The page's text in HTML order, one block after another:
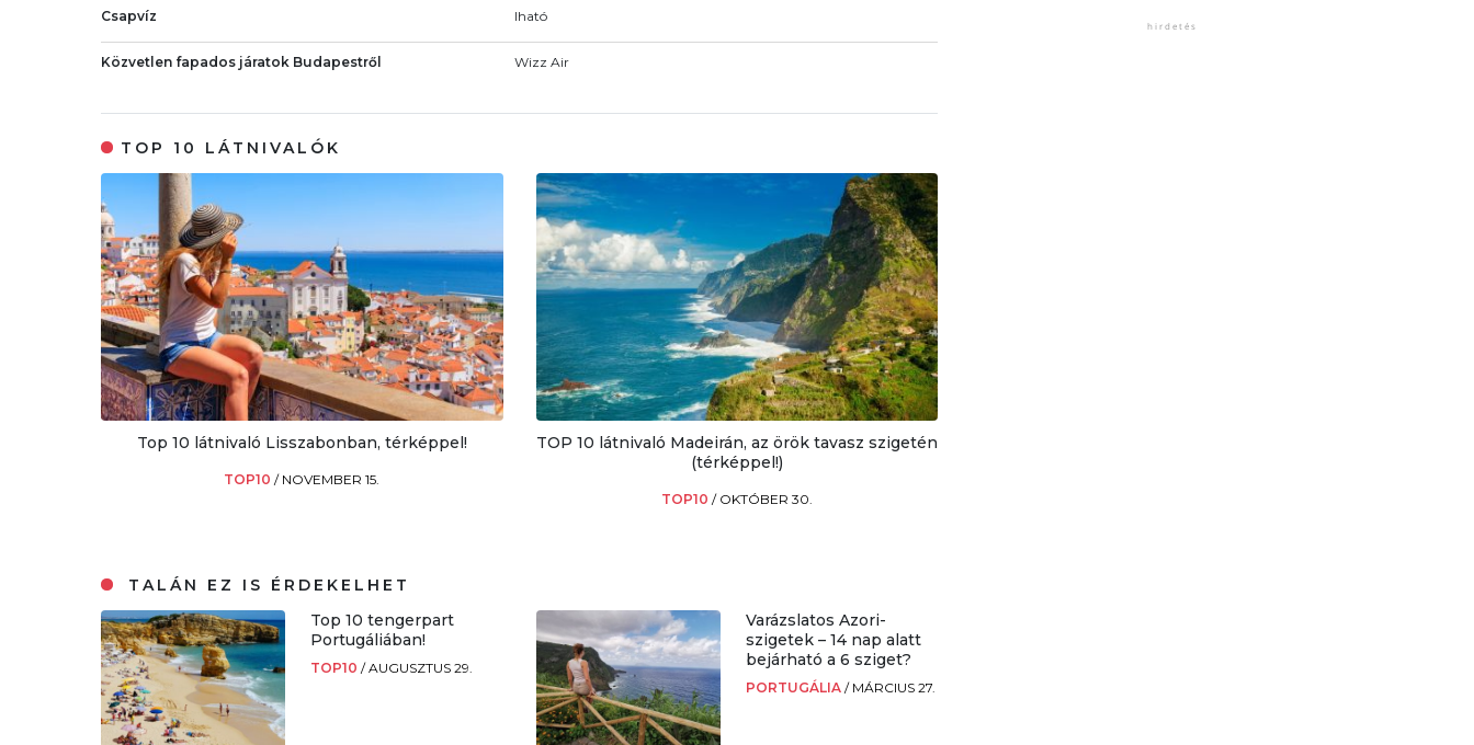
Csapvíz Iható
Közvetlen fapados járatok Budapestről Wizz Air
TOP 10 LÁTNIVALÓK
Top 10 látnivaló Lisszabonban, térképpel!
TOP10/ NOVEMBER 15.
TOP 10 látnivaló Madeirán, az örök tavasz szigetén
(térképpel!)
TOP10 / OKTÓBER 30.
TALÁN EZ IS ÉRDEKELHET
Top 10 tengerpart
Portugáliában!
TOP10/AUGUSZTUS 29.
Varázslatos Azori-
szigetek – 14 nap alatt
bejárható a 6 sziget?
PORTUGÁLIA / MÁRCIUS 27.